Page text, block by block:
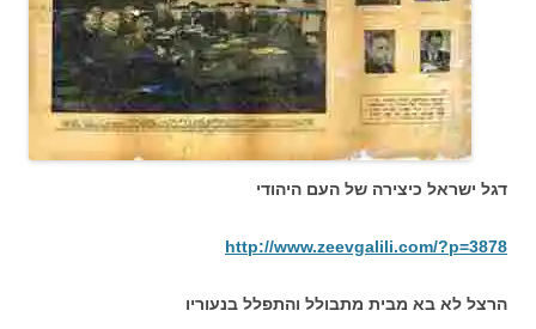
דגל ישראל כיצירה של העם היהודי
http://www.zeevgalili.com/?p=3878
הרצל לא בא מבית מתבולל והתפלל בנעוריו